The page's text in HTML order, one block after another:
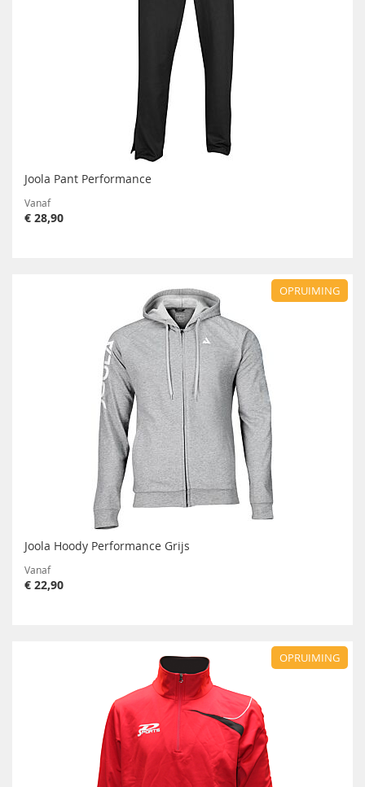
Joola Pant Performance
Vanaf
€ 28,90
OPRUIMING
Joola Hoody Performance Grijs
Vanaf
€ 22,90
OPRUIMING